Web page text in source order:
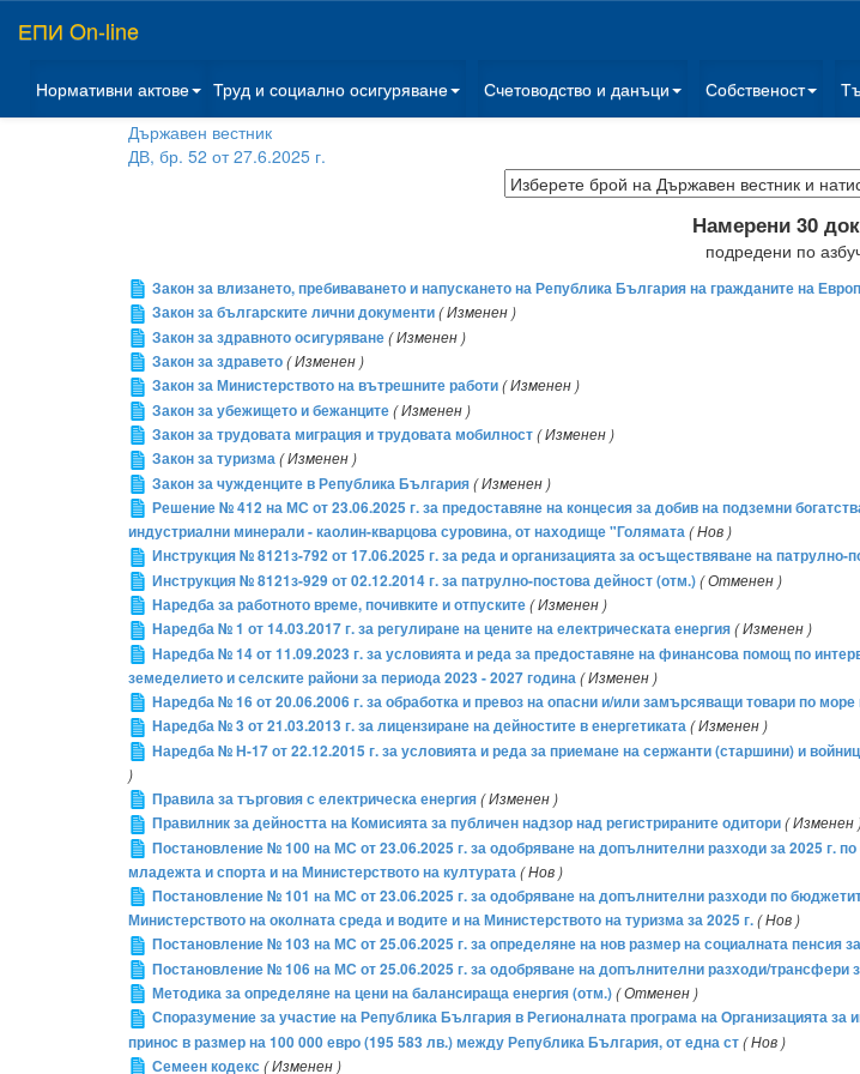
ЕПИ On-line
Нормативни актове Труд и социално осигуряване Счетоводство и данъци Собственост
Държавен вестник
ДВ, бр. 52 от 27.6.2025 г.
Намерени 30
подредени по
Закон за влизането, пребиваването и напускането на Република България на гражданите на
Закон за българските лични документи( Изменен )
Закон за здравното осигуряване( Изменен )
Закон за здравето( Изменен )
Закон за Министерството на вътрешните работи( Изменен )
Закон за убежището и бежанците( Изменен )
Закон за трудовата миграция и трудовата мобилност( Изменен )
Закон за туризма( Изменен )
Закон за чужденците в Република България( Изменен )
Решение № 412 на МС от 23.06.2025 г. за предоставяне на концесия за добив на подземни
индустриални минерали - каолин-кварцова суровина, от находище "Голямата( Нов )
Инструкция № 8121з-792 от 17.06.2025 г. за реда и организацията за осъществяване на
Инструкция № 8121з-929 от 02.12.2014 г. за патрулно-постова дейност (отм.)( Отменен )
Наредба за работното време, почивките и отпуските( Изменен )
Наредба № 1 от 14.03.2017 г. за регулиране на цените на електрическата енергия( Изменен )
Наредба № 14 от 11.09.2023 г. за условията и реда за предоставяне на финансова помощ по
земеделието и селските райони за периода 2023 - 2027 година( Изменен )
Наредба № 16 от 20.06.2006 г. за обработка и превоз на опасни и/или замърсяващи товари по
Наредба № 3 от 21.03.2013 г. за лицензиране на дейностите в енергетиката( Изменен )
Наредба № Н-17 от 22.12.2015 г. за условията и реда за приемане на сержанти (старшини) и
)
Правила за търговия с електрическа енергия( Изменен )
Правилник за дейността на Комисията за публичен надзор над регистрираните одитори( Изменен
Постановление № 100 на МС от 23.06.2025 г. за одобряване на допълнителни разходи за 2025 г.
младежта и спорта и на Министерството на културата( Нов )
Постановление № 101 на МС от 23.06.2025 г. за одобряване на допълнителни разходи по
Министерството на околната среда и водите и на Министерството на туризма за 2025 г.( Нов )
Постановление № 103 на МС от 25.06.2025 г. за определяне на нов размер на социалната пенсия
Постановление № 106 на МС от 25.06.2025 г. за одобряване на допълнителни разходи/трансфери
Методика за определяне на цени на балансираща енергия (отм.)( Отменен )
Споразумение за участие на Република България в Ре­гионалната програма на Организацията
принос в размер на 100 000 евро (195 583 лв.) между Република България, от една ст( Нов )
Семеен кодекс( Изменен )